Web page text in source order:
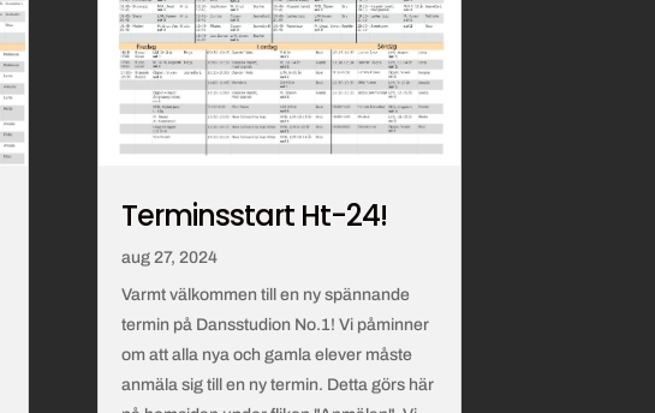
Terminsstart Ht-24!
aug 27, 2024
Varmt välkommen till en ny spännande
termin på Dansstudion No.1! Vi påminner
om att alla nya och gamla elever måste
anmäla sig till en ny termin. Detta görs här